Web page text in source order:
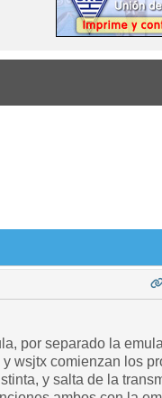
por separado la
wsjtx comienzan los
y salta de la